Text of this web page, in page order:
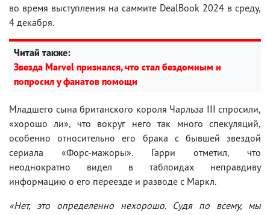
во время выступления на саммите DealBook 2024 в среду,
4 декабря.
Читай также:
Звезда Marvel признался, что стал бездомным и
попросил у фанатов помощи
Младшего сына британского короля Чарльза III спросили,
«хорошо ли», что вокруг него так много спекуляций,
особенно относительно его брака с бывшей звездой
сериала «Форс-мажоры». Гарри отметил, что
неоднократно видел в таблоидах неправдиву
информацию о его переезде и разводе с Маркл.
«Нет, это определенно нехорошо. Судя по всему, мы